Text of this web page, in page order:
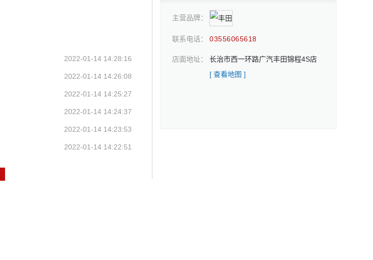
2022-01-14 14:28:16
2022-01-14 14:26:08
2022-01-14 14:25:27
2022-01-14 14:24:37
2022-01-14 14:23:53
2022-01-14 14:22:51
主营品牌：
联系电话： 03556065618
店面地址：
长治市西一环路广汽丰田锦程4S店
[ 查看地图 ]